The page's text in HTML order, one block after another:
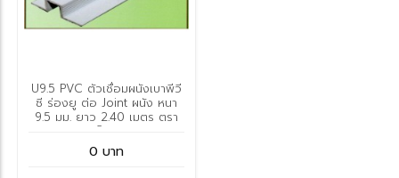
U9.5 PVC ตัวเชื่อมผนังเบาพีวี
ซี ร่องยู ต่อ Joint ผนัง หนา
9.5 มม. ยาว 2.40 เมตร ตรา
ท็อป
0 บาท